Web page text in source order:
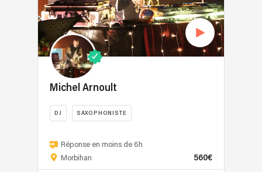
passionné
et
véritable
électron
libre,
Franck
Dyziak
les
scènes
depuis
1998.
Michel Arnoult
DJ SAXOPHONISTE
et
bassiste
Réponse en moins de 6h
Morbihan
560€